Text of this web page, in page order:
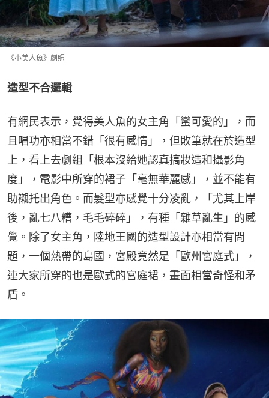
《小美人魚》劇照
造型不合邏輯
有網民表示，覺得美人魚的女主角「蠻可愛的」，而
且唱功亦相當不錯「很有感情」，但敗筆就在於造型
上，看上去劇組「根本沒給她認真搞妝造和攝影角
度」，電影中所穿的裙子「毫無華麗感」，並不能有
助襯托出角色。而髮型亦感覺十分凌亂，「尤其上岸
後，亂七八糟，毛毛碎碎」，有種「雜草亂生」的感
覺。除了女主角，陸地王國的造型設計亦相當有問
題，一個熱帶的島國，宮殿竟然是「歐州宮庭式」，
連大家所穿的也是歐式的宮庭裙，畫面相當奇怪和矛
盾。